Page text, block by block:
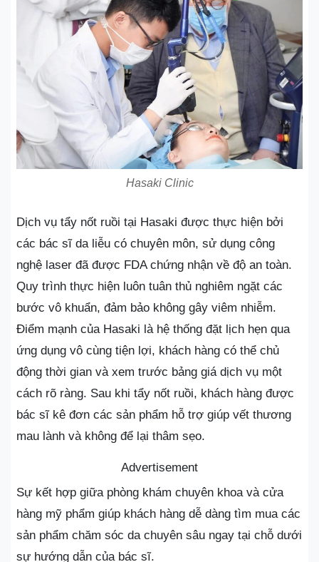
Hasaki Clinic
Dịch vụ tẩy nốt ruồi tại Hasaki được thực hiện bởi
các bác sĩ da liễu có chuyên môn, sử dụng công
nghệ laser đã được FDA chứng nhận về độ an toàn.
Quy trình thực hiện luôn tuân thủ nghiêm ngặt các
bước vô khuẩn, đảm bảo không gây viêm nhiễm.
Điểm mạnh của Hasaki là hệ thống đặt lịch hẹn qua
ứng dụng vô cùng tiện lợi, khách hàng có thể chủ
động thời gian và xem trước bảng giá dịch vụ một
cách rõ ràng. Sau khi tẩy nốt ruồi, khách hàng được
bác sĩ kê đơn các sản phẩm hỗ trợ giúp vết thương
mau lành và không để lại thâm sẹo.
Advertisement
Sự kết hợp giữa phòng khám chuyên khoa và cửa
hàng mỹ phẩm giúp khách hàng dễ dàng tìm mua các
sản phẩm chăm sóc da chuyên sâu ngay tại chỗ dưới
sự hướng dẫn của bác sĩ.